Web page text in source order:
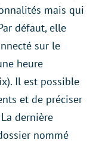
mais qui
défaut, elle
sur le
heure
Il est possible
et de préciser
dernière
nommé